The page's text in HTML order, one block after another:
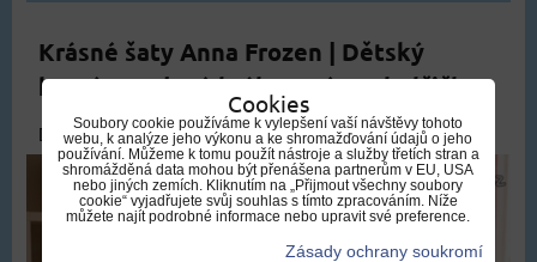
Krásné šaty Anna Frozen | Dětský
kostým Ledové království pro holčičky
DOPRAVA ZDARMA
Cookies
Soubory cookie používáme k vylepšení vaší návštěvy tohoto
webu, k analýze jeho výkonu a ke shromažďování údajů o jeho
používání. Můžeme k tomu použít nástroje a služby třetích stran a
shromážděná data mohou být přenášena partnerům v EU, USA
nebo jiných zemích. Kliknutím na „Přijmout všechny soubory
cookie“ vyjadřujete svůj souhlas s tímto zpracováním. Níže
můžete najít podrobné informace nebo upravit své preference.
Zásady ochrany soukromí